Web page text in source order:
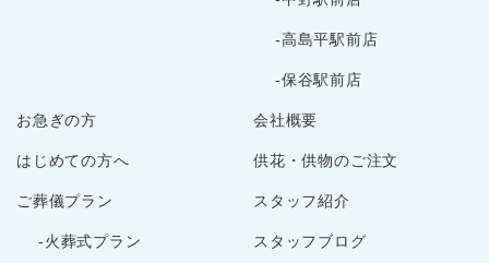
お急ぎの方
はじめての方へ
ご葬儀プラン
-火葬式プラン
-高島平駅前店
-保谷駅前店
会社概要
供花・供物のご注文
スタッフ紹介
スタッフブログ